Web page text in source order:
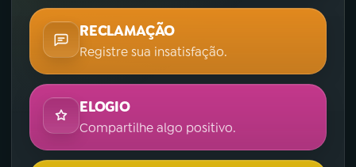
RECLAMAÇÃO
Registre sua insatisfação.
ELOGIO
Compartilhe algo positivo.